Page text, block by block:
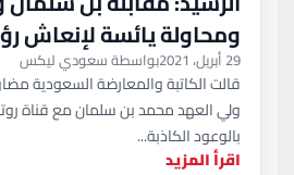
ومحاولة يائسة لإنعاش
29 أبريل، 2021 بواسطة سعودي ليكس
قالت الكاتبة والمعارضة السعودية
ولي العهد محمد بن سلمان مع قناة
بالوعود الكاذبة...
اقرأ المزيد